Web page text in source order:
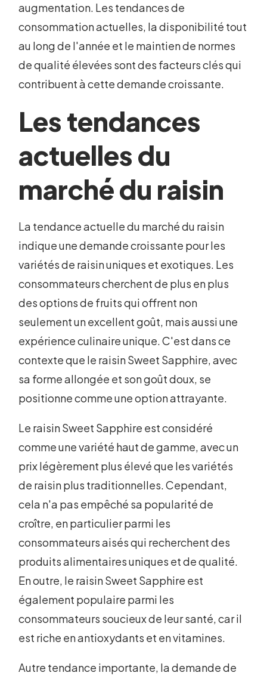
augmentation. Les tendances de
consommation actuelles, la disponibilité tout
au long de l'année et le maintien de normes
de qualité élevées sont des facteurs clés qui
contribuent à cette demande croissante.
Les tendances
actuelles du
marché du raisin
La tendance actuelle du marché du raisin
indique une demande croissante pour les
variétés de raisin uniques et exotiques. Les
consommateurs cherchent de plus en plus
des options de fruits qui offrent non
seulement un excellent goût, mais aussi une
expérience culinaire unique. C'est dans ce
contexte que le raisin Sweet Sapphire, avec
sa forme allongée et son goût doux, se
positionne comme une option attrayante.
Le raisin Sweet Sapphire est considéré
comme une variété haut de gamme, avec un
prix légèrement plus élevé que les variétés
de raisin plus traditionnelles. Cependant,
cela n'a pas empêché sa popularité de
croître, en particulier parmi les
consommateurs aisés qui recherchent des
produits alimentaires uniques et de qualité.
En outre, le raisin Sweet Sapphire est
également populaire parmi les
consommateurs soucieux de leur santé, car il
est riche en antioxydants et en vitamines.
Autre tendance importante, la demande de